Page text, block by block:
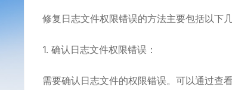
修复日志文件权限错误的方法主要包括以下几
1. 确认日志文件权限错误：
需要确认日志文件的权限错误。可以通过查